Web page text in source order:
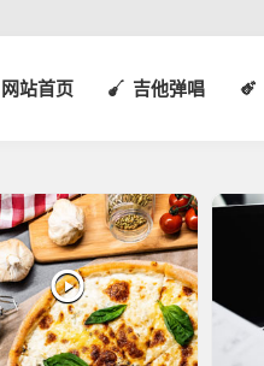
网站首页 吉他弹唱